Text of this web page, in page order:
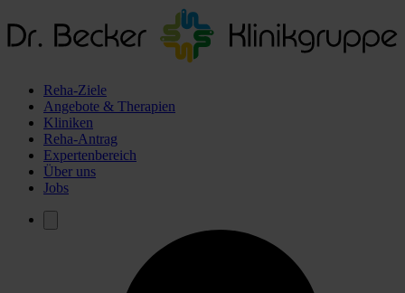
Reha-Ziele
Angebote & Therapien
Kliniken
Reha-Antrag
Expertenbereich
Über uns
Jobs